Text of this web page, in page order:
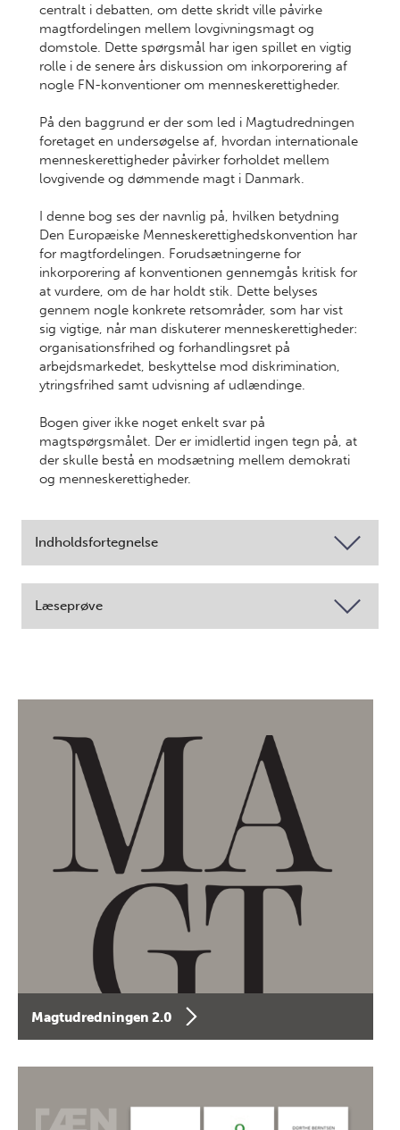
centralt i debatten, om dette skridt ville påvirke
magtfordelingen mellem lovgivningsmagt og
domstole. Dette spørgsmål har igen spillet en vigtig
rolle i de senere års diskussion om inkorporering af
nogle FN-konventioner om menneskerettigheder.
På den baggrund er der som led i Magtudredningen
foretaget en undersøgelse af, hvordan internationale
menneskerettigheder påvirker forholdet mellem
lovgivende og dømmende magt i Danmark.
I denne bog ses der navnlig på, hvilken betydning
Den Europæiske Menneskerettighedskonvention har
for magtfordelingen. Forudsætningerne for
inkorporering af konventionen gennemgås kritisk for
at vurdere, om de har holdt stik. Dette belyses
gennem nogle konkrete retsområder, som har vist
sig vigtige, når man diskuterer menneskerettigheder:
organisationsfrihed og forhandlingsret på
arbejdsmarkedet, beskyttelse mod diskrimination,
ytringsfrihed samt udvisning af udlændinge.
Bogen giver ikke noget enkelt svar på
magtspørgsmålet. Der er imidlertid ingen tegn på, at
der skulle bestå en modsætning mellem demokrati
og menneskerettigheder.
Indholdsfortegnelse
Læseprøve
Magtudredningen 2.0